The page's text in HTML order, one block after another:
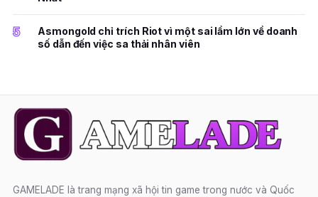
5
Asmongold chỉ trích Riot vì một sai lầm lớn về doanh
số dẫn đến việc sa thải nhân viên
GAMELADE là trang mạng xã hội tin game trong nước và Quốc